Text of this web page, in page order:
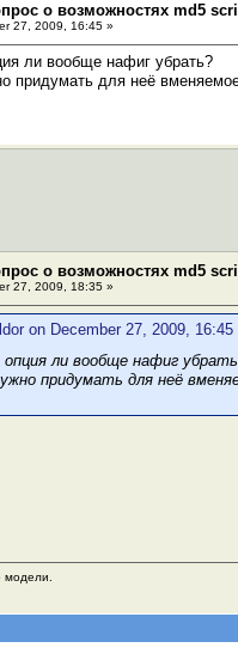
о возможностях md5
27, 2009, 16:45 »
ли вообще нафиг убрать?
придумать для неё
о возможностях md5
27, 2009, 18:35 »
on December 27, 2009, 16:45
ли вообще нафиг
придумать для неё
модели.